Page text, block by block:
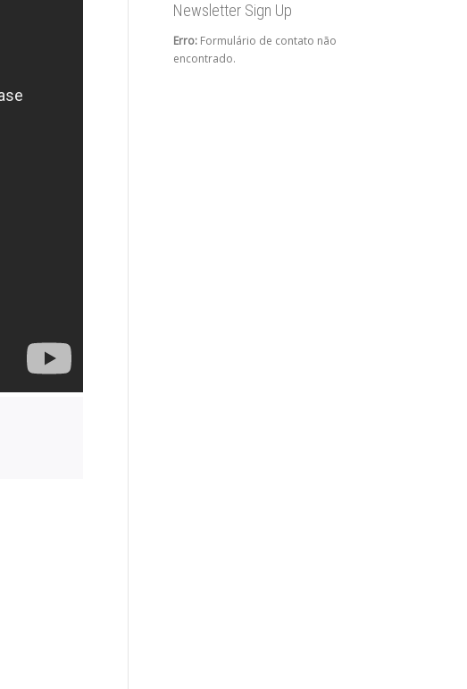
Newsletter Sign Up
Erro:Formulário de contato não
encontrado.